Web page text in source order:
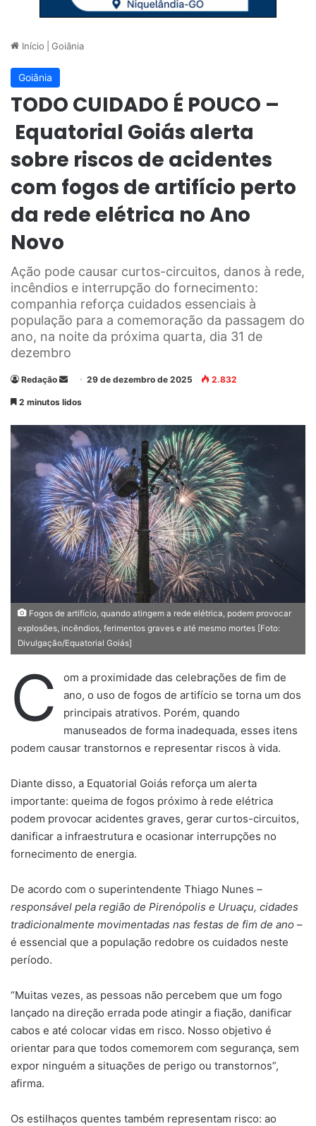
Início Goiânia
Goiânia
TODO CUIDADO É POUCO –
Equatorial Goiás alerta
sobre riscos de acidentes
com fogos de artifício perto
da rede elétrica no Ano
Novo
Ação pode causar curtos-circuitos, danos à rede,
incêndios e interrupção do fornecimento:
companhia reforça cuidados essenciais à
população para a comemoração da passagem do
ano, na noite da próxima quarta, dia 31 de
dezembro
Redação
a
e
u
m
e
-
m
a
29 de dezembro de 2025 2.832
2 minutos lidos
Fogos de artifício, quando atingem a rede elétrica, podem provocar
explosões, incêndios, ferimentos graves e até mesmo mortes [Foto:
Divulgação/Equatorial Goiás]
C
om a proximidade das celebrações de fim de
ano, o uso de fogos de artifício se torna um dos
principais atrativos. Porém, quando
manuseados de forma inadequada, esses itens
podem causar transtornos e representar riscos à vida.
Diante disso, a Equatorial Goiás reforça um alerta
importante: queima de fogos próximo à rede elétrica
podem provocar acidentes graves, gerar curtos-circuitos,
danificar a infraestrutura e ocasionar interrupções no
fornecimento de energia.
De acordo com o superintendente Thiago Nunes –
responsável pela região de Pirenópolis e Uruaçu, cidades
tradicionalmente movimentadas nas festas de fim de ano –
é essencial que a população redobre os cuidados neste
período.
“Muitas vezes, as pessoas não percebem que um fogo
lançado na direção errada pode atingir a fiação, danificar
cabos e até colocar vidas em risco. Nosso objetivo é
orientar para que todos comemorem com segurança, sem
expor ninguém a situações de perigo ou transtornos”,
afirma.
Os estilhaços quentes também representam risco: ao